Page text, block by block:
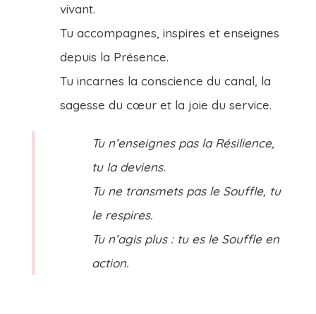
vivant.
Tu accompagnes, inspires et enseignes
depuis la Présence.
Tu incarnes la conscience du canal, la
sagesse du cœur et la joie du service.
Tu n’enseignes pas la Résilience,
tu la deviens.
Tu ne transmets pas le Souffle, tu
le respires.
Tu n’agis plus : tu es le Souffle en
action.